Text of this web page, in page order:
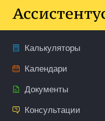
Калькуляторы
Календари
Документы
Консультации